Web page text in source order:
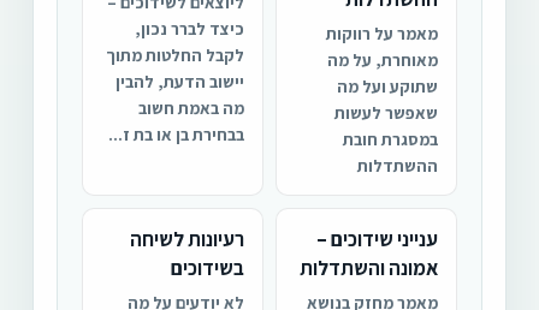
מאמר על רווקות
מאוחרת, על מה
שתוקע ועל מה
שאפשר לעשות
במסגרת חובת
ההשתדלות
כיצד לברר נכון,
לקבל החלטות מתוך
יישוב הדעת, להבין
מה באמת חשוב
בבחירת בן או בת ז...
ענייני שידוכים –
אמונה והשתדלות
מאמר מחזק בנושא
רעיונות לשיחה
בשידוכים
לא יודעים על מה